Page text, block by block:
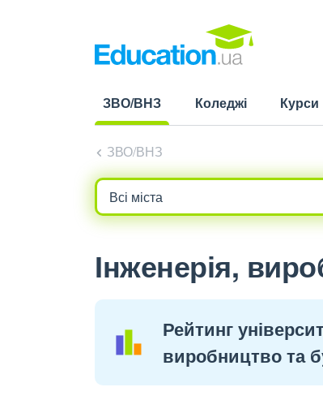
ЗВО/ВНЗ
Коледжі Курси
ЗВО/ВНЗ
Інженерія,
Рейтинг
виробництво та